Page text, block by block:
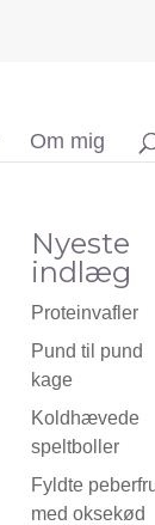
Om mig
Nyeste
indlæg
Proteinvafler
Pund til pund
kage
Koldhævede
speltboller
Fyldte
med oksekød